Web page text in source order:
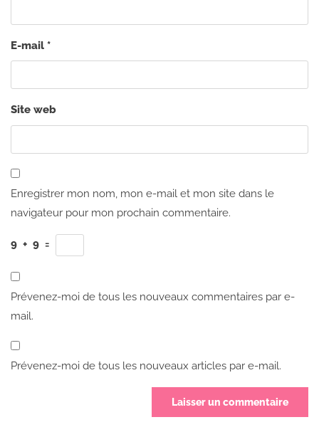
E-mail *
Site web
Enregistrer mon nom, mon e-mail et mon site dans le
navigateur pour mon prochain commentaire.
9 + 9 =
Prévenez-moi de tous les nouveaux commentaires par e-
mail.
Prévenez-moi de tous les nouveaux articles par e-mail.